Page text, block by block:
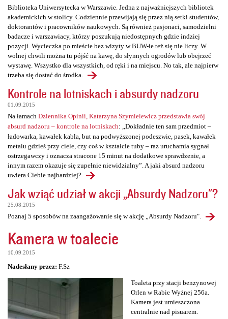
Biblioteka Uniwersytecka w Warszawie. Jedna z najważniejszych bibliotek
akademickich w stolicy. Codziennie przewijają się przez nią setki studentów,
doktorantów i pracowników naukowych. Są również pasjonaci, samodzielni
badacze i warszawiacy, którzy poszukują niedostępnych gdzie indziej
pozycji. Wycieczka po mieście bez wizyty w BUW-ie też się nie liczy. W
wolnej chwili można tu pójść na kawę, do słynnych ogrodów lub obejrzeć
wystawę. Wszystko dla wszystkich, od ręki i na miejscu. No tak, ale najpierw
trzeba się dostać do środka.
Kontrole na lotniskach i absurdy nadzoru
01.09.2015
Na łamach Dziennika Opinii, Katarzyna Szymielewicz przedstawia swój
absurd nadzoru – kontrole na lotniskach: „Dokładnie ten sam przedmiot –
ładowarka, kawałek kabla, but na podwyższonej podeszwie, pasek, kawałek
metalu gdzieś przy ciele, czy coś w kształcie tuby – raz uruchamia sygnał
ostrzegawczy i oznacza stracone 15 minut na dodatkowe sprawdzenie, a
innym razem okazuje się zupełnie niewidzialny”. A jaki absurd nadzoru
uwiera Ciebie najbardziej?
Jak wziąć udział w akcji „Absurdy Nadzoru"?
25.08.2015
Poznaj 5 sposobów na zaangażowanie się w akcję „Absurdy Nadzoru".
Kamera w toalecie
10.09.2015
Nadesłany przez: F.Sz
Toaleta przy stacji benzynowej
Orlen w Rabie Wyżnej 256a.
Kamera jest umieszczona
centralnie nad pisuarem.